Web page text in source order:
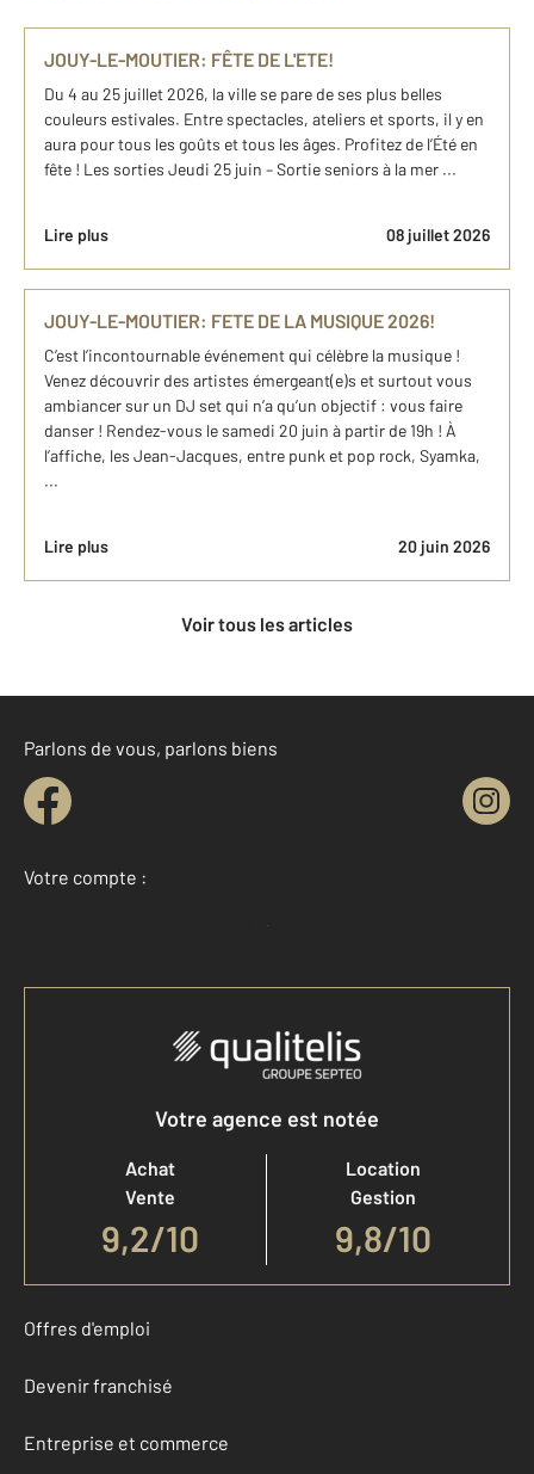
JOUY-LE-MOUTIER: FÊTE DE L'ETE!
Du 4 au 25 juillet 2026, la ville se pare de ses plus belles
couleurs estivales. Entre spectacles, ateliers et sports, il y en
aura pour tous les goûts et tous les âges. Profitez de l’Été en
fête ! Les sorties Jeudi 25 juin – Sortie seniors à la mer ...
Lire plus 08 juillet 2026
JOUY-LE-MOUTIER: FETE DE LA MUSIQUE 2026!
C’est l’incontournable événement qui célèbre la musique !
Venez découvrir des artistes émergeant(e)s et surtout vous
ambiancer sur un DJ set qui n’a qu’un objectif : vous faire
danser ! Rendez-vous le samedi 20 juin à partir de 19h ! À
l’affiche, les Jean-Jacques, entre punk et pop rock, Syamka,
...
Lire plus 20 juin 2026
Voir tous les articles
Parlons de vous, parlons biens
Votre compte :
Accéder à mon compte
Votre agence est notée
Achat
Vente
9,2/10
Location
Gestion
9,8/10
Offres d'emploi
Devenir franchisé
Entreprise et commerce